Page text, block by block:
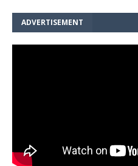
ADVERTISEMENT